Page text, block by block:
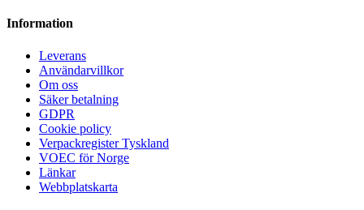
Information
Leverans
Användarvillkor
Om oss
Säker betalning
GDPR
Cookie policy
Verpackregister Tyskland
VOEC för Norge
Länkar
Webbplatskarta